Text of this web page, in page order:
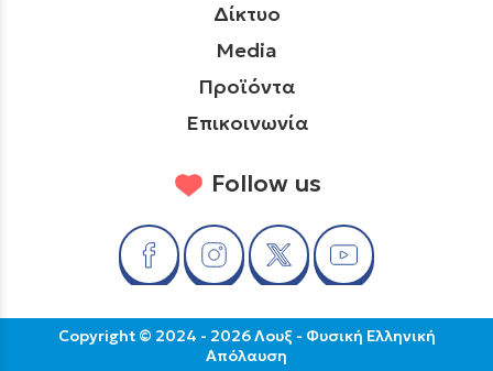
Δίκτυο
Media
Προϊόντα
Επικοινωνία
Follow us
Copyright © 2024 - 2026 Λουξ - Φυσική Ελληνική
Απόλαυση